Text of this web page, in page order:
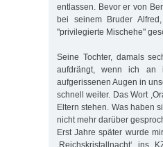
entlassen. Bevor er von
bei seinem Bruder
"privilegierte Mischehe"
Seine Tochter, damals
aufdrängt, wenn ich an
aufgerissenen Augen in
schnell weiter. Das Wort
Eltern stehen. Was haben
nicht mehr darüber
Erst Jahre später wurde
‚Reichskristallnacht‘